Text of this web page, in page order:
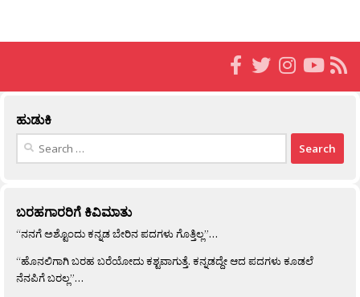
ಹುಡುಕಿ
Search
ಬರಹಗಾರರಿಗೆ ಕಿವಿಮಾತು
“ನನಗೆ ಅಶ್ಟೊಂದು ಕನ್ನಡ ಬೇರಿನ ಪದಗಳು ಗೊತ್ತಿಲ್ಲ”…
“ಹೊನಲಿಗಾಗಿ ಬರಹ ಬರೆಯೋದು ಕಶ್ಟವಾಗುತ್ತೆ. ಕನ್ನಡದ್ದೇ ಆದ ಪದಗಳು ಕೂಡಲೆ
ನೆನಪಿಗೆ ಬರಲ್ಲ”…